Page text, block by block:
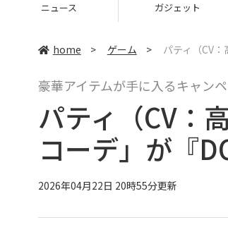
ガジェット
home > ゲーム > パティ（CV
豪華アイテムが手に入るキャン
パティ（CV：
コーデ」が『
2026年04月22日 20時55分更新